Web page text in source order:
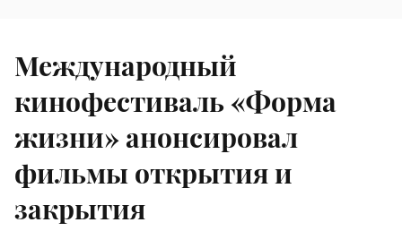
Международный
кинофестиваль «Форма
жизни» анонсировал
фильмы открытия и
закрытия